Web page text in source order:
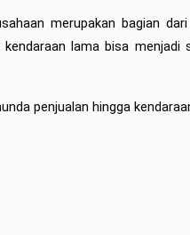
merupakan bagian
lama bisa
penjualan hingga